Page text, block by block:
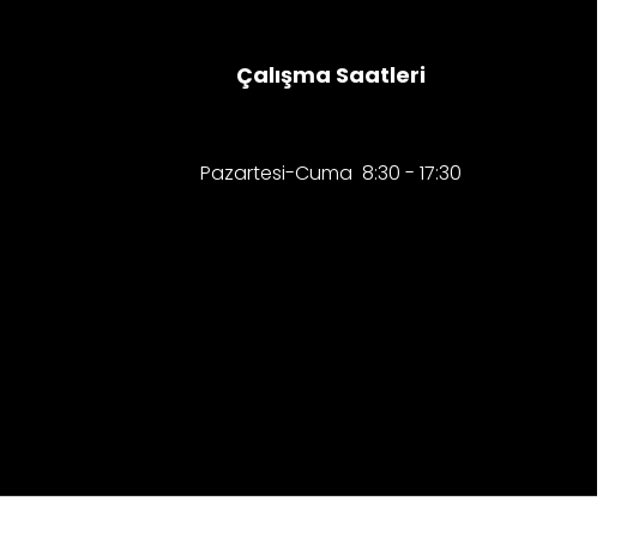
Çalışma Saatleri
Pazartesi-Cuma 8:30 - 17:30​​